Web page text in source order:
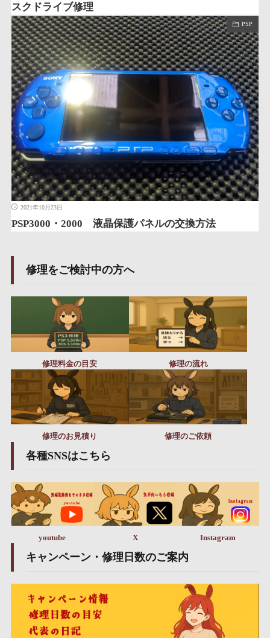
スクドライブ修理
PSP
2021年10月23日
PSP3000・2000 液晶保護パネルの交換方法
修理をご検討中の方へ
修理料金の目安 修理の流れ
修理のお見積り 修理のご依頼
各種SNSはこちら
youtube X Instagram
キャンペーン・修理日数のご案内